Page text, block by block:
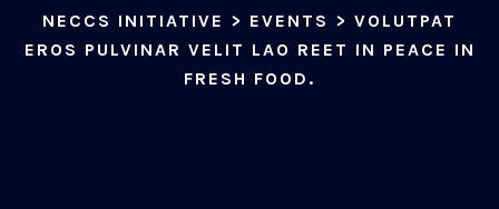
NECCS INITIATIVE > EVENTS > VOLUTPAT
EROS PULVINAR VELIT LAO REET IN PEACE IN
FRESH FOOD.